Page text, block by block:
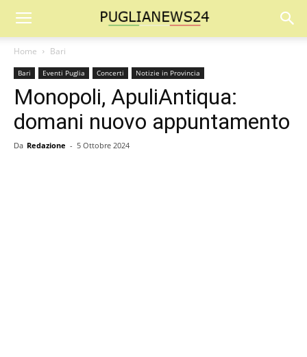
Home Bari
Bari Eventi Puglia Concerti Notizie in Provincia
Monopoli, ApuliAntiqua:
domani nuovo appuntamento
Da Redazione - 5 Ottobre 2024